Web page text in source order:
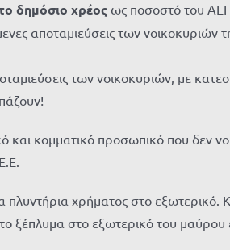
δημόσιο χρέος ως ποσοστό του
αποταμιεύσεις των νοικοκυριών
των νοικοκυριών, με
κομματικό προσωπικό που δεν
πλυντήρια χρήματος στο
στο εξωτερικό του μαύρου